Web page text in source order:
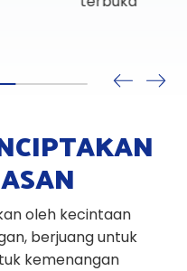
oleh kecintaan
berjuang untuk
kemenangan